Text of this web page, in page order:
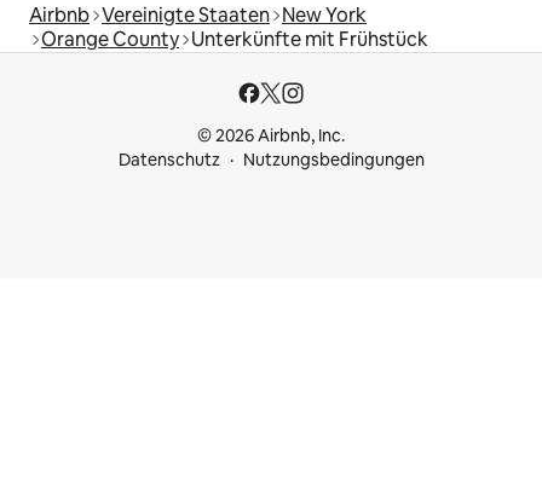
Airbnb Vereinigte Staaten New York
Orange County Unterkünfte mit Frühstück
© 2026 Airbnb, Inc.
Datenschutz
Nutzungsbedingungen